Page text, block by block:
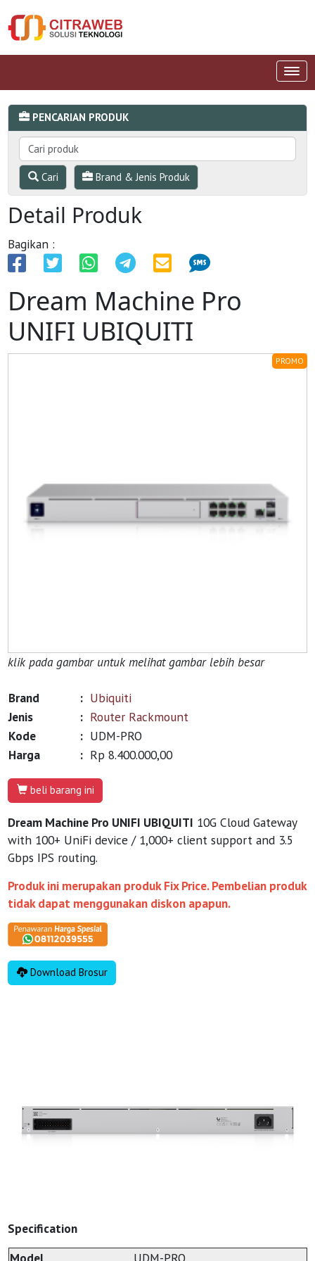
PENCARIAN PRODUK
Cari Brand & Jenis Produk
Detail Produk
Bagikan :
Dream Machine Pro
UNIFI UBIQUITI
PROMO
klik pada gambar untuk melihat gambar lebih besar
Brand : Ubiquiti
Jenis
: Router Rackmount
Kode
: UDM-PRO
Harga
: Rp 8.400.000,00
beli barang ini
Dream Machine Pro UNIFI UBIQUITI 10G Cloud Gateway
with 100+ UniFi device / 1,000+ client support and 3.5
Gbps IPS routing.
Produk ini merupakan produk Fix Price. Pembelian produk
tidak dapat menggunakan diskon apapun.
Download Brosur
Specification